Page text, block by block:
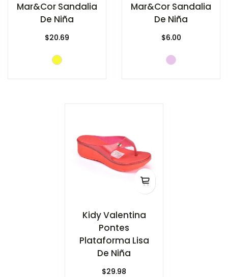
Mar&Cor Sandalia
De Niña
$20.69
Mar&Cor Sandalia
De Niña
$6.00
Kidy Valentina
Pontes
Plataforma Lisa
De Niña
$29.98